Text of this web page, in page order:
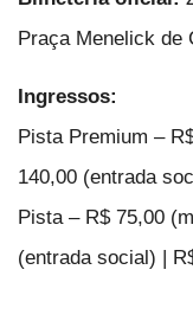
Praça Menelick de
Ingressos:
Pista Premium –
140,00 (entrada
Pista – R$ 75,00
(entrada social) |